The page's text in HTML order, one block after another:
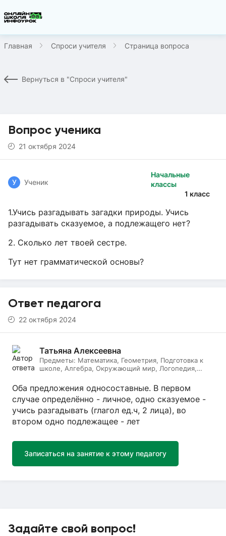
Главная Спроси учителя Страница вопроса
Вернуться в "Спроси учителя"
Вопрос ученика
21 октября 2024
Начальные
классы
1 класс
У Ученик
1.Учись разгадывать загадки природы. Учись
разгадывать сказуемое, а подлежащего нет?
2. Сколько лет твоей сестре.
Тут нет грамматической основы?
Ответ педагога
22 октября 2024
Татьяна Алексеевна
Предметы: Математика, Геометрия, Подготовка к
школе, Алгебра, Окружающий мир, Логопедия,
Оба предложения односоставные. В первом
случае определённо - личное, одно сказуемое -
учись разгадывать (глагол ед.ч, 2 лица), во
втором одно подлежащее - лет
Записаться на занятие к этому педагогу
Задайте свой вопрос!